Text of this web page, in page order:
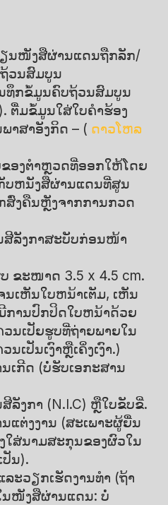
ຽນໜັງສືຜ່ານແດນຖືກລັກ/
ວນສົມບູນ
ທຶກຂໍ້ມູນຄົບຖ້ວນສົມບູນ
ຕື່ມຂໍ້ມູນໃສ່ໃບຄໍາຮ້ອງ
າສາອັງກິດ – ( ດາວໂຫລ
ອງຕໍາຫຼວດທີ່ອອກໃຫ້ໂດຍ
ບຫນັງສືຜ່ານແດນທີ່ສູນ
ສົ່ງຄືນຫຼັງຈາກການກວດ
ລັງກາສະບັບກ່ອນໜ້າ
ຂະໜາດ 3.5 x 4.5 cm.
ນເຫັນໃບຫນ້າເຕັມ, ເຫັນ
ການປົກປິດໃບຫນ້າດ້ວຍ
ນເປັຍຮູບທີ່ຖ່າຍພາຍໃນ
ເປັນເງົາຫຼືເຄິ່ງເງົາ.)
ເກີດ (ບໍ່ຮັບເອກະສານ
ລັງກາ (N.I.C) ຫຼືໃບຂັບຂີ່.
ແຕ່ງງານ (ສະເພາະຜູ້ຍື່ນ
ໃສ່ນາມສະກຸນຂອງຜົວໃນ
ນ).
ະວຽກເຮັດງານທຳ (ຖ້າ
ນໜັງສືຜ່ານແດນ: ບໍ່